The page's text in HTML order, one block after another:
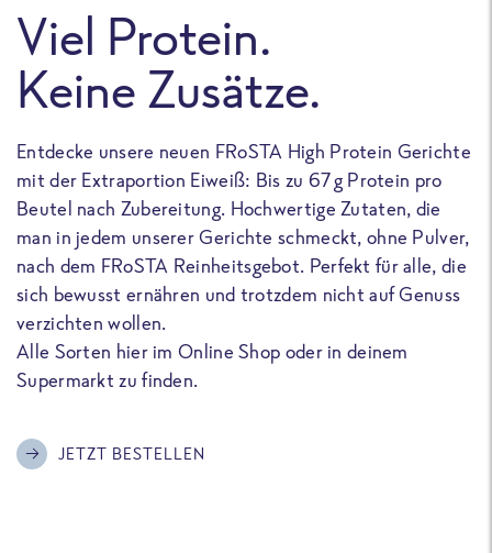
Viel Protein.
Keine Zusätze.
Entdecke unsere neuen FRoSTA High Protein Gerichte
mit der Extraportion Eiweiß: Bis zu 67 g Protein pro
Beutel nach Zubereitung. Hochwertige Zutaten, die
man in jedem unserer Gerichte schmeckt, ohne Pulver,
nach dem FRoSTA Reinheitsgebot. Perfekt für alle, die
sich bewusst ernähren und trotzdem nicht auf Genuss
verzichten wollen.
Alle Sorten hier im Online Shop oder in deinem
Supermarkt zu finden.
JETZT BESTELLEN